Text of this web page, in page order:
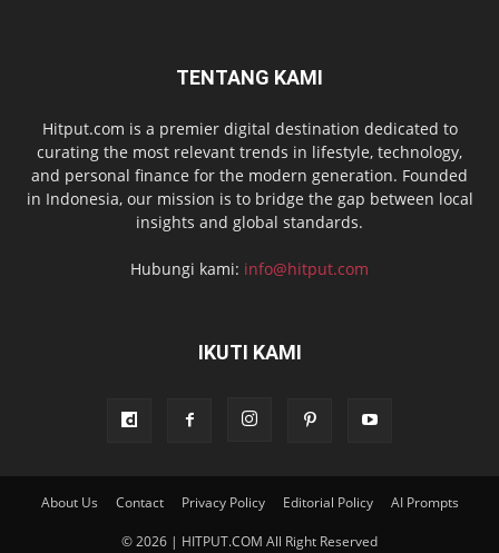
TENTANG KAMI
Hitput.com is a premier digital destination dedicated to
curating the most relevant trends in lifestyle, technology,
and personal finance for the modern generation. Founded
in Indonesia, our mission is to bridge the gap between local
insights and global standards.
Hubungi kami: info@hitput.com
IKUTI KAMI
About Us Contact Privacy Policy Editorial Policy AI Prompts
© 2026 | HITPUT.COM All Right Reserved